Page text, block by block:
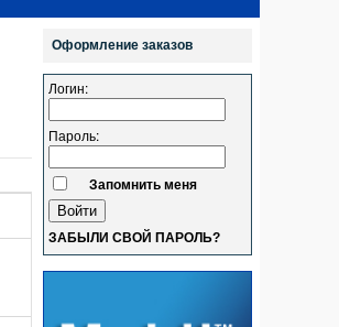
Оформление заказов
Логин:
Пароль:
Запомнить меня
ЗАБЫЛИ СВОЙ ПАРОЛЬ?